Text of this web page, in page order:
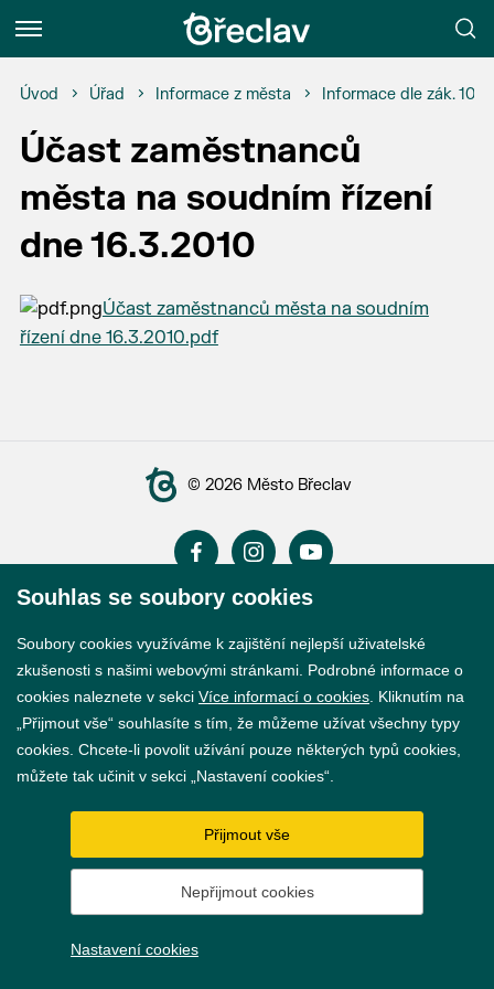
Menu
Úvod Úřad Informace z města Informace dle zák.
Účast zaměstnanců
města na soudním řízení
dne 16.3.2010
Účast zaměstnanců města na soudním
řízení dne 16.3.2010.pdf
© 2026 Město Břeclav
GDPR
Nastavení cookies
Vytvořil webProgress
Souhlas se soubory cookies
Soubory cookies využíváme k zajištění nejlepší uživatelské
zkušenosti s našimi webovými stránkami. Podrobné informace o
cookies naleznete v sekci Více informací o cookies . Kliknutím na
„Přijmout vše“ souhlasíte s tím, že můžeme užívat všechny typy
cookies. Chcete-li povolit užívání pouze některých typů cookies,
můžete tak učinit v sekci „Nastavení cookies“.
Přijmout vše
Nepřijmout cookies
Nastavení cookies